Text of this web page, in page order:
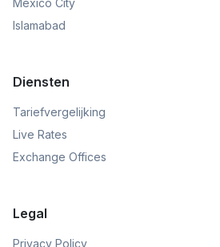
Mexico City
Islamabad
Diensten
Tariefvergelijking
Live Rates
Exchange Offices
Legal
Privacy Policy